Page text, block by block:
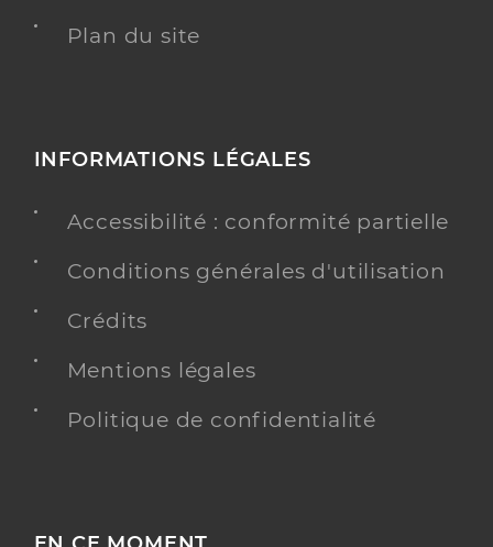
Plan du site
INFORMATIONS LÉGALES
Accessibilité : conformité partielle
Conditions générales d'utilisation
Crédits
Mentions légales
Politique de confidentialité